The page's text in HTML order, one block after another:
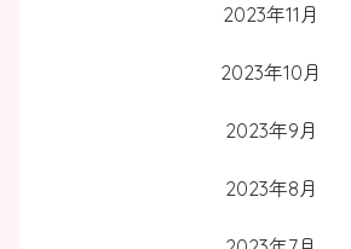
2023年11月
2023年10月
2023年9月
2023年8月